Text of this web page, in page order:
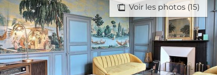
Voir les photos (15)